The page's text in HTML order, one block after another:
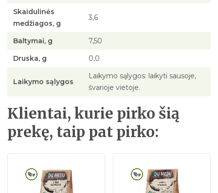
Skaidulinės
medžiagos, g
3,6
Baltymai, g
7,50
Druska, g
0,0
Laikymo sąlygos
Laikymo sąlygos: laikyti sausoje,
švarioje vietoje.
Klientai, kurie pirko šią
prekę, taip pat pirko: